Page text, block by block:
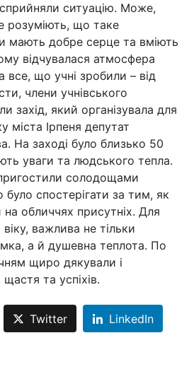
ситуацію. Може,
розуміють, що таке
мають добре серце та вміють
відчувалася атмосфера
все, що учні зробили – від
члени учнівського
захід, який організувала для
міста Ірпеня депутат
На заході було близько 50
уваги та людського тепла.
солодощами
спостерігати за тим, як
на обличчях присутніх. Для
важлива не тільки
а й душевна теплота. По
щиро дякували і
та успіхів.
Twitter LinkedIn